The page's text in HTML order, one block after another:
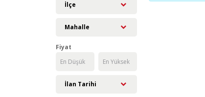
İlçe
Mahalle
Fiyat
İlan Tarihi